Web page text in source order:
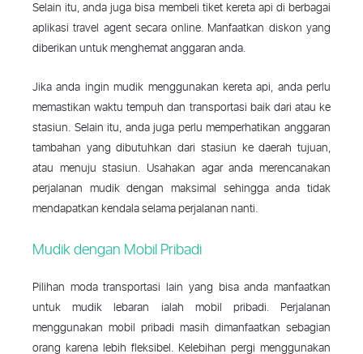
Selain itu, anda juga bisa membeli tiket kereta api di berbagai
aplikasi travel agent secara online. Manfaatkan diskon yang
diberikan untuk menghemat anggaran anda.
Jika anda ingin mudik menggunakan kereta api, anda perlu
memastikan waktu tempuh dan transportasi baik dari atau ke
stasiun. Selain itu, anda juga perlu memperhatikan anggaran
tambahan yang dibutuhkan dari stasiun ke daerah tujuan,
atau menuju stasiun. Usahakan agar anda merencanakan
perjalanan mudik dengan maksimal sehingga anda tidak
mendapatkan kendala selama perjalanan nanti.
Mudik dengan Mobil Pribadi
Pilihan moda transportasi lain yang bisa anda manfaatkan
untuk mudik lebaran ialah mobil pribadi. Perjalanan
menggunakan mobil pribadi masih dimanfaatkan sebagian
orang karena lebih fleksibel. Kelebihan pergi menggunakan